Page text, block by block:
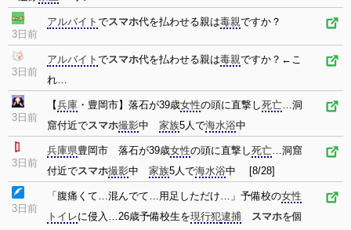
3日前
アルバイト でスマホ代を払わせる親は毒親ですか？
3日前
アルバイト でスマホ代を払わせる親は毒親ですか？←こ
れ…
3日前
【兵庫 ・豊岡市】落石が39歳女性の頭に直撃し死亡…洞
窟付近でスマホ撮影中 家族5人で海水浴中
3日前
兵庫県豊岡市 落石が39歳女性の頭に直撃し死亡…洞窟
付近でスマホ撮影中 家族5人で海水浴中 [8/28]
3日前
「腹痛くて…混んでて…用足しただけ…」予備校の女性
トイレに侵入…26歳予備校生を現行犯逮捕 スマホを個